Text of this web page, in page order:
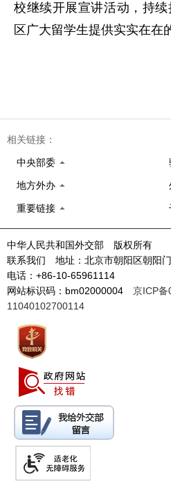
校继续开展宣讲活动，持
区广大留学生提供实实在在
相关链接：
中央部委
地方外办
重要链接
中华人民共和国外交部 版权所有
联系我们 地址：北京市朝阳区朝阳
电话：+86-10-65961114
网站标识码：bm02000004 京ICP
11040102700114